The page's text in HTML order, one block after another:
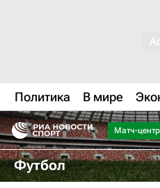
Политика В мире
Матч-центр
Футбол